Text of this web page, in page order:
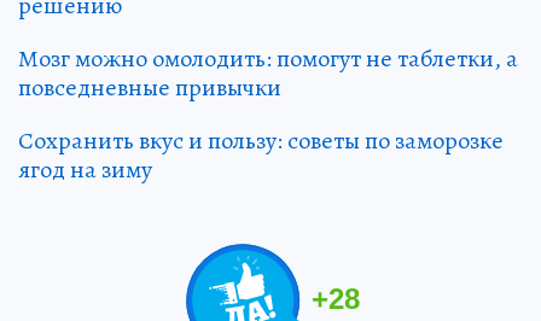
Мозг можно омолодить: помогут не таблетки, а
повседневные привычки
Сохранить вкус и пользу: советы по заморозке
ягод на зиму
+28